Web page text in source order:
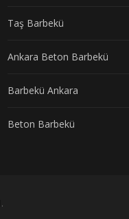
Taş Barbekü
Ankara Beton Barbekü
Barbekü Ankara
Beton Barbekü
.